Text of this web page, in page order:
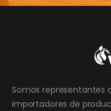
Somos representantes
importadores de